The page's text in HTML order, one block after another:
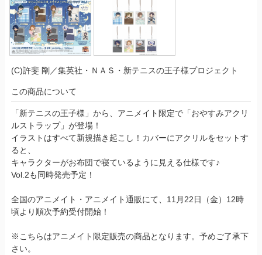
(C)許斐 剛／集英社・ＮＡＳ・新テニスの王子様プロジェクト
この商品について
「新テニスの王子様」から、アニメイト限定で「おやすみアクリ
ルストラップ」が登場！
イラストはすべて新規描き起こし！カバーにアクリルをセットす
ると、
キャラクターがお布団で寝ているように見える仕様です♪
Vol.2も同時発売予定！
全国のアニメイト・アニメイト通販にて、11月22日（金）12時
頃より順次予約受付開始！
※こちらはアニメイト限定販売の商品となります。予めご了承下
さい。